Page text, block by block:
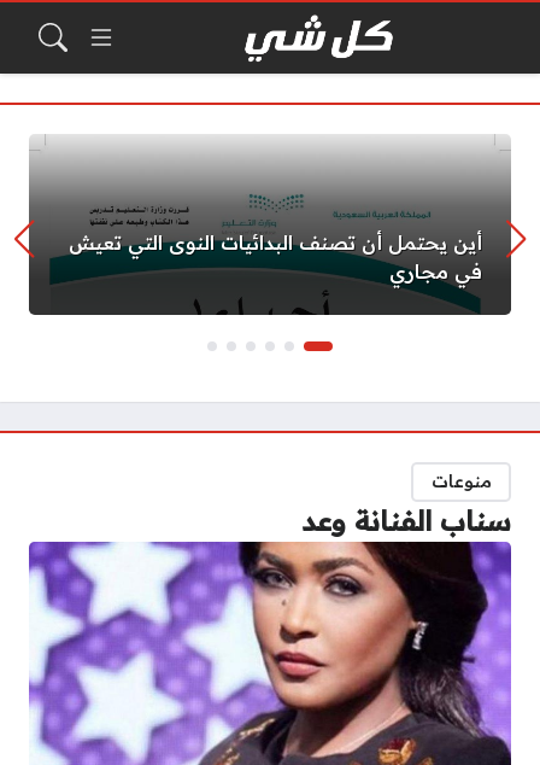
أين يحتمل أن تصنف البدائيات النوى التي تعيش
في مجاري
منوعات
سناب الفنانة وعد